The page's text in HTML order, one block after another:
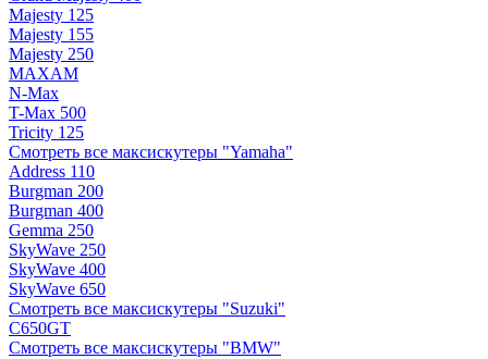
Majesty 125
Majesty 155
Majesty 250
MAXAM
N-Max
T-Max 500
Tricity 125
Смотреть все максискутеры "Yamaha"
Address 110
Burgman 200
Burgman 400
Gemma 250
SkyWave 250
SkyWave 400
SkyWave 650
Смотреть все максискутеры "Suzuki"
C650GT
Смотреть все максискутеры "BMW"